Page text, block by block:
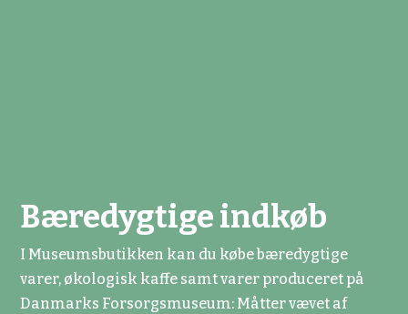
Bæredygtige indkøb
I Museumsbutikken kan du købe bæredygtige
varer, økologisk kaffe samt varer produceret på
Danmarks Forsorgsmuseum: Måtter vævet af